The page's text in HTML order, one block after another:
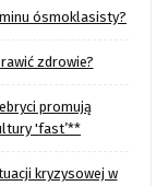
ósmoklasisty?
zdrowie?
promują
'fast’**
kryzysowej w